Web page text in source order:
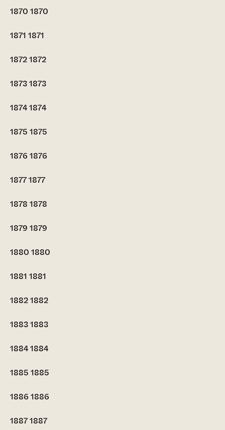
1870 1870
1871 1871
18721872
18731873
18741874
1875 1875
1876 1876
18771877
1878 1878
1879 1879
1880 1880
1881 1881
18821882
18831883
18841884
1885 1885
1886 1886
18871887